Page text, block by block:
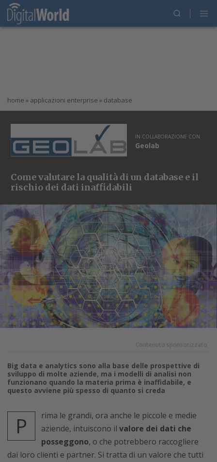
home » applicazioni enterprise » database
IN COLLABORAZIONE CON
Geolab
Come valutare la qualità di un database e il
rischio dei dati inaffidabili
Big data e analytics sono alla base delle prospettive di
sviluppo di molte aziende, ma i modelli di analisi non
funzionano quando la materia prima è inaffidabile, e
questo avviene più spesso di quanto si creda
P
rima le grandi, ora anche le piccole e medie
aziende, intuiscono il valore dei dati che
posseggono, o che potrebbero raccogliere
dai loro clienti e partner. Si tratta di un valore che tutti